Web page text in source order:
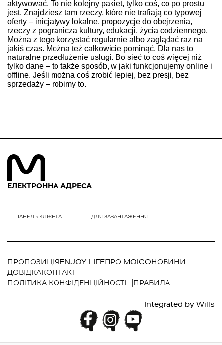
aktywować. To nie kolejny pakiet, tylko coś, co po prostu
jest. Znajdziesz tam rzeczy, które nie trafiają do typowej
oferty – inicjatywy lokalne, propozycje do obejrzenia,
rzeczy z pogranicza kultury, edukacji, życia codziennego.
Można z tego korzystać regularnie albo zaglądać raz na
jakiś czas. Można też całkowicie pominąć. Dla nas to
naturalne przedłużenie usługi. Bo sieć to coś więcej niż
tylko dane – to także sposób, w jaki funkcjonujemy online i
offline. Jeśli można coś zrobić lepiej, bez presji, bez
sprzedaży – robimy to.
ЕЛЕКТРОННА АДРЕСА
ПРОПОЗИЦІЯENJOY LIFEПРО MOICOНОВИНИ
ДОВІДКАКОНТАКТ
ПОЛІТИКА КОНФІДЕНЦІЙНОСТІ
ПРАВИЛА
Integrated by Wills